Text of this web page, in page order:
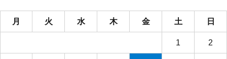
月 火 水 木 金 土 日
1 2